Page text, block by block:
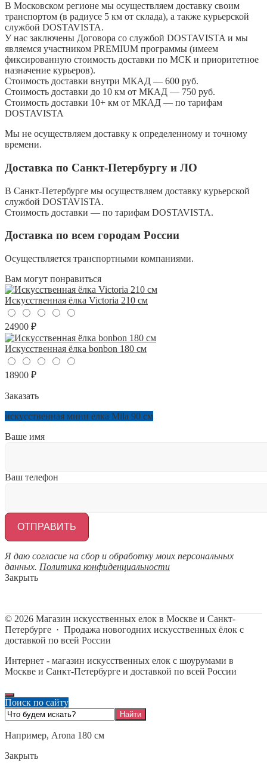
В Московском регионе мы осуществляем доставку своим
транспортом (в радиусе 5 км от склада), а также курьерской
службой DOSTAVISTA.
У нас заключены Договора со службой DOSTAVISTA и мы
являемся участником PREMIUM программы (имеем
фиксированную стоимость доставки по МСК и приоритетное
назначение курьеров).
Стоимость доставки внутри МКАД — 600 руб.
Стоимость доставки до 10 км от МКАД — 750 руб.
Стоимость доставки 10+ км от МКАД — по тарифам
DOSTAVISTA
Мы не осуществляем доставку к определенному и точному
времени.
Доставка по Санкт-Петербургу и ЛО
В Санкт-Петербурге мы осуществляем доставку курьерской
службой DOSTAVISTA.
Стоимость доставки — по тарифам DOSTAVISTA.
Доставка по всем городам России
Осуществляется транспортными компаниями.
Вам могут понравиться
Искусственная ёлка Victoria 210 см
24900 ₽
Искусственная ёлка bonbon 180 см
18900 ₽
Заказать
искусственная мини елка Mila 90 см
Ваше имя
Ваш телефон
Я даю согласие на сбор и обработку моих персональных
данных. Политика конфиденциальности
Закрыть
© 2026 Магазин искусственных елок в Москве и Санкт-
Петербурге · Продажа новогодних искусственных ёлок с
доставкой по всей России
Интернет - магазин искусственных елок с шоурумами в
Москве и Санкт-Петербурге и доставкой по всей России
Поиск по сайту
Например, Arona 180 см
Закрыть